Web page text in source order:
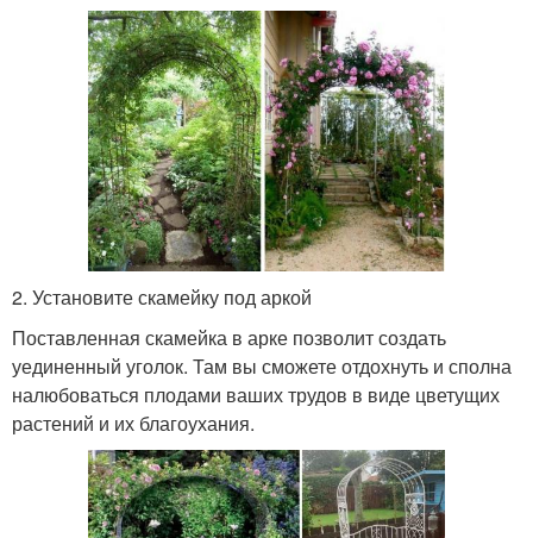
2. Установите скамейку под аркой
Поставленная скамейка в арке позволит создать
уединенный уголок. Там вы сможете отдохнуть и сполна
налюбоваться плодами ваших трудов в виде цветущих
растений и их благоухания.